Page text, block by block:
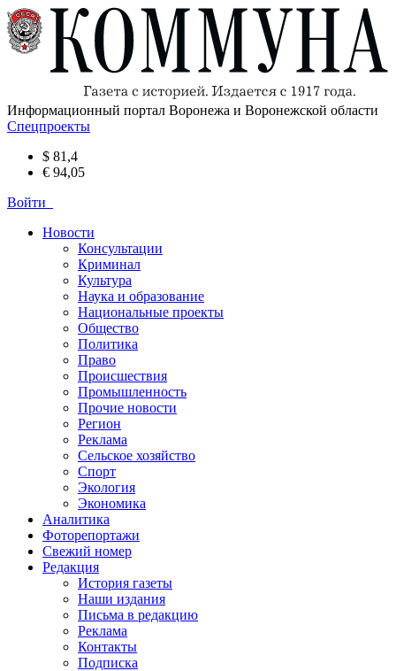
Информационный портал Воронежа и Воронежской области
Спецпроекты
$ 81,4
€ 94,05
Войти
Новости
Консультации
Криминал
Культура
Наука и образование
Национальные проекты
Общество
Политика
Право
Происшествия
Промышленность
Прочие новости
Регион
Реклама
Сельское хозяйство
Спорт
Экология
Экономика
Аналитика
Фоторепортажи
Свежий номер
Редакция
История газеты
Наши издания
Письма в редакцию
Реклама
Контакты
Подписка